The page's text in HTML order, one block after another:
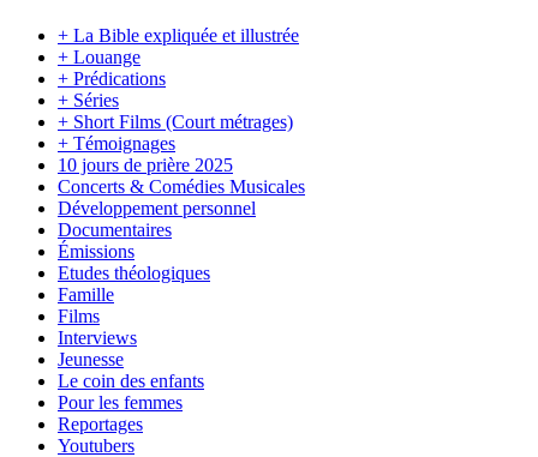
+ La Bible expliquée et illustrée
+ Louange
+ Prédications
+ Séries
+ Short Films (Court métrages)
+ Témoignages
10 jours de prière 2025
Concerts & Comédies Musicales
Développement personnel
Documentaires
Émissions
Etudes théologiques
Famille
Films
Interviews
Jeunesse
Le coin des enfants
Pour les femmes
Reportages
Youtubers